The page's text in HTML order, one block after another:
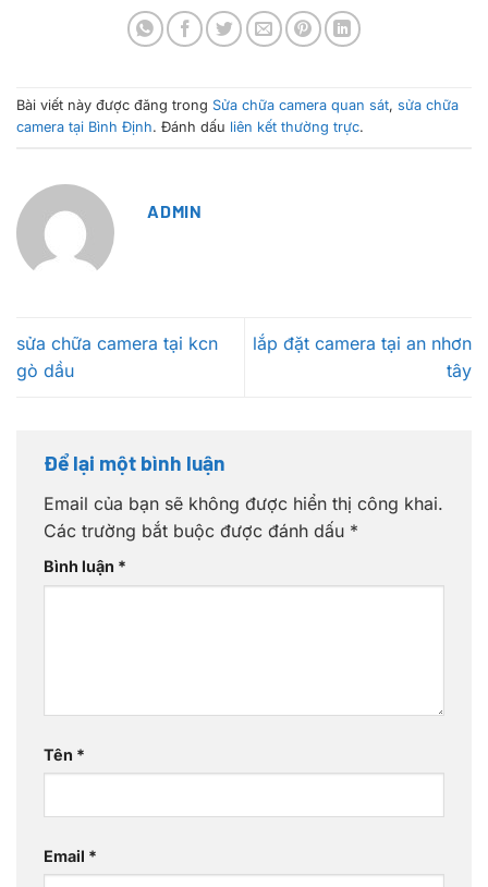
Bài viết này được đăng trong Sửa chữa camera quan sát, sửa chữa
camera tại Bình Định. Đánh dấu liên kết thường trực.
ADMIN
sửa chữa camera tại kcn
gò dầu
lắp đặt camera tại an nhơn
tây
Để lại một bình luận
Email của bạn sẽ không được hiển thị công khai.
Các trường bắt buộc được đánh dấu *
Bình luận *
Tên *
Email *